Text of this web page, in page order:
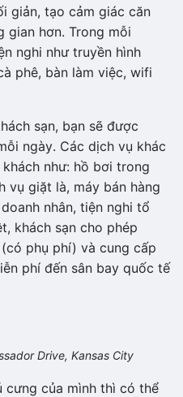
giản, tạo cảm giác căn
gian hơn. Trong mỗi
nghi như truyền hình
phê, bàn làm việc, wifi
sạn, bạn sẽ được
ngày. Các dịch vụ khác
như: hồ bơi trong
vụ giặt là, máy bán hàng
nhân, tiện nghi tổ
khách sạn cho phép
phụ phí) và cung cấp
phí đến sân bay quốc tế
Drive, Kansas City
cưng của mình thì có thể